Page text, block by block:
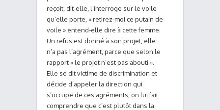
reçoit, dit-elle, l’interroge sur le voile
qu’elle porte, « retirez-moi ce putain de
voile » entend-elle dire à cette femme.
Un refus est donné à son projet, elle
n’a pas l’agrément, parce que selon le
rapport « le projet n’est pas abouti ».
Elle se dit victime de discrimination et
décide d’appeler la direction qui
s’occupe de ces agréments, on lui fait
comprendre que c’est plutôt dans la